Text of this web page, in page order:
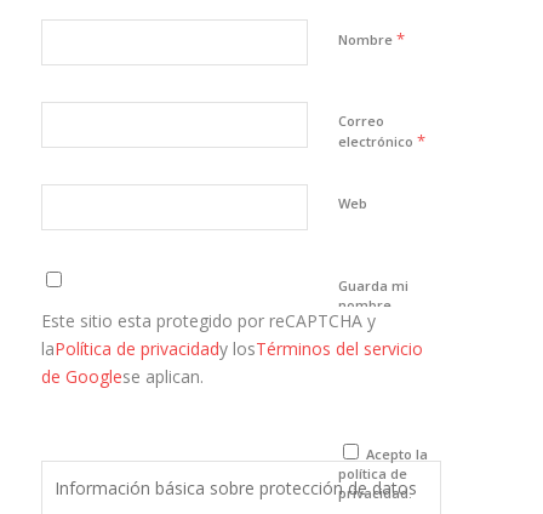
Nombre *
Correo
electrónico *
Web
Guarda mi
nombre,
correo
electrónico y
que comente.
Este sitio esta protegido por reCAPTCHA y
laPolítica de privacidady losTérminos del servicio
de Googlese aplican.
Acepto la
política de
privacidad.
Información básica sobre protección de datos